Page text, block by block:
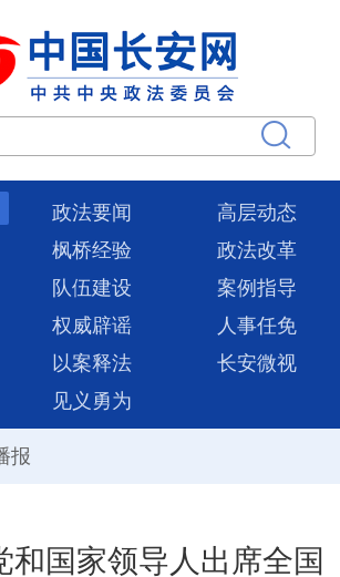
政法要闻
高层动态
枫桥经验
政法改革
队伍建设
案例指导
权威辟谣
人事任免
以案释法
长安微视
见义勇为
报
和国家领导人出席全国